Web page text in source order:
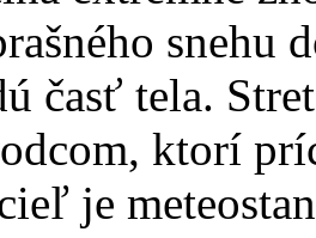
snehu
časť tela.
ktorí
je